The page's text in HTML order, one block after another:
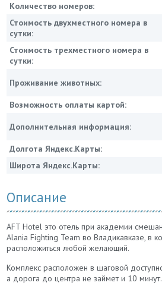
Количество номеров:
Стоимость двухместного номера в
сутки:
Стоимость трехместного номера в
сутки:
Проживание животных:
Возможность оплаты картой:
Дополнительная информация:
Долгота Яндекс.Карты:
Широта Яндекс.Карты:
Описание
AFT Hotel это отель при академии
Alania Fighting Team во Владикавказе, в
расположиться любой желающий.
Комплекс расположен в шаговой
а дорога до центра не займет и 10 минут.